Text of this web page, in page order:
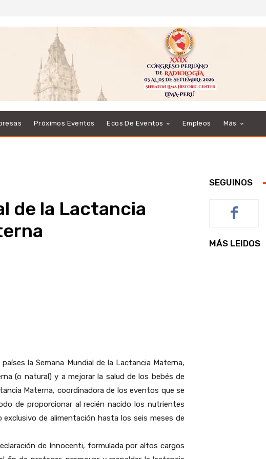
Próximos Eventos Ecos De Eventos Empleos Más
de la Lactancia
la Semana Mundial de la Lactancia Materna,
(o natural) y a mejorar la salud de los bebés de
Materna, coordinadora de los eventos que se
de proporcionar al recién nacido los nutrientes
de alimentación hasta los seis meses de
de Innocenti, formulada por altos cargos
SEGUINOS
MÁS LEIDOS